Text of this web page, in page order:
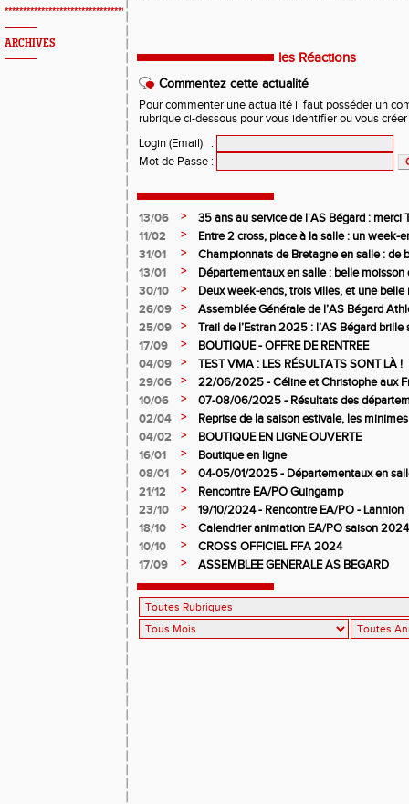
*************************************************
ARCHIVES
les Réactions
Commentez cette actualité
Pour commenter une actualité il faut posséder un
rubrique ci-dessous pour vous identifier ou vous
Login (Email)
:
Mot de Passe :
13/06 >
35 ans au service de l'AS Bégard : merci
11/02
>
Entre 2 cross, place à la salle : un week-
31/01
>
Championnats de Bretagne en salle : de
juniors filles de l’AS Bégard Athlétisme
13/01 >
Départementaux en salle : belle moisson
Bégard Athlétisme
30/10 >
Deux week-ends, trois villes, et une
pour l’AS Bégard !
26/09 >
Assemblée Générale de l’AS Bégard
25/09
>
Trail de l’Estran 2025 : l’AS Bégard brille
17/09
>
BOUTIQUE - OFFRE DE RENTREE
04/09
>
TEST VMA : LES RÉSULTATS SONT LÀ !
29/06
>
22/06/2025 - Céline et Christophe aux
10/06
>
07-08/06/2025 - Résultats des
02/04
>
Reprise de la saison estivale, les
04/02
>
BOUTIQUE EN LIGNE OUVERTE
16/01
>
Boutique en ligne
08/01
>
04-05/01/2025 - Départementaux en
21/12
>
Rencontre EA/PO Guingamp
23/10
>
19/10/2024 - Rencontre EA/PO - Lannion
18/10
>
Calendrier animation EA/PO saison
10/10
>
CROSS OFFICIEL FFA 2024
17/09
> ASSEMBLEE GENERALE AS BEGARD